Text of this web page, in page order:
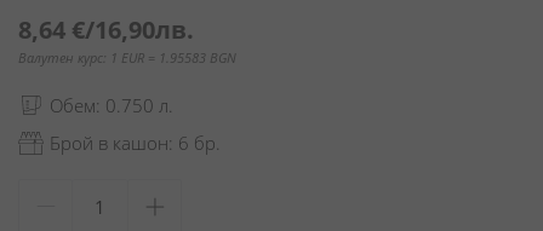
8,64 €/16,90лв.
Валутен курс: 1 EUR = 1.95583 BGN
Обем: 0.750 л.
Брой в кашон: 6 бр.